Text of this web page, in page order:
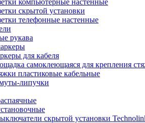
компьютерные настенные
скрытой установки
телефонные настенные
рукава
для кабеля
самоклеющаяся для крепления
пластиковые кабельные
липучки
скрытой установки